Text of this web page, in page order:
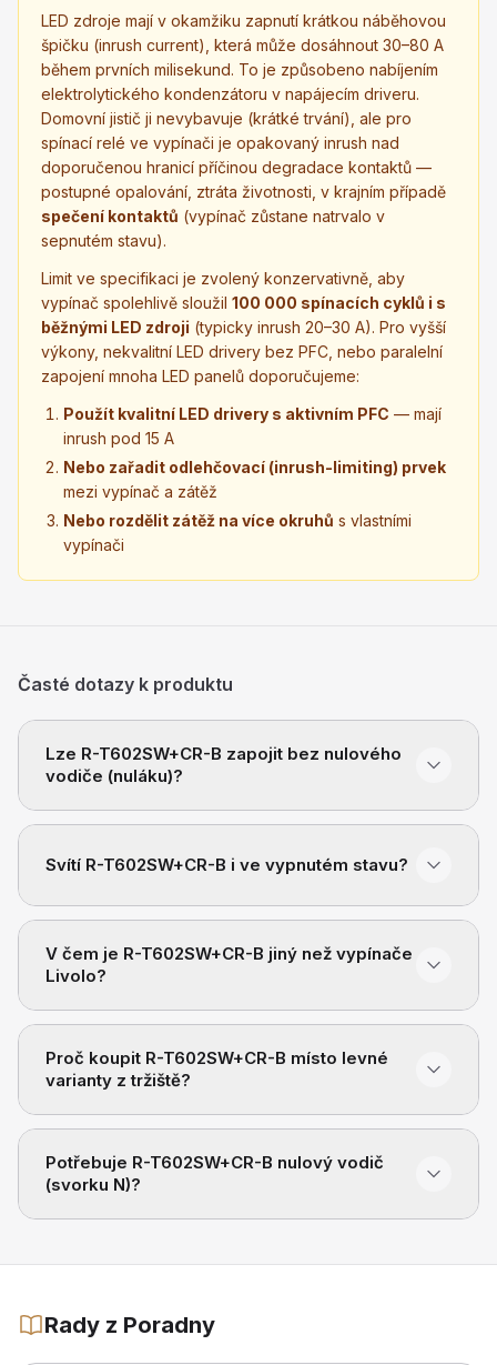
LED zdroje mají v okamžiku zapnutí krátkou náběhovou
špičku (inrush current), která může dosáhnout 30–80 A
během prvních milisekund. To je způsobeno nabíjením
elektrolytického kondenzátoru v napájecím driveru.
Domovní jistič ji nevybavuje (krátké trvání), ale pro
spínací relé ve vypínači je opakovaný inrush nad
doporučenou hranicí příčinou degradace kontaktů —
postupné opalování, ztráta životnosti, v krajním případě
spečení kontaktů (vypínač zůstane natrvalo v
sepnutém stavu).
Limit ve specifikaci je zvolený konzervativně, aby
vypínač spolehlivě sloužil 100 000 spínacích cyklů i s
běžnými LED zdroji (typicky inrush 20–30 A). Pro vyšší
výkony, nekvalitní LED drivery bez PFC, nebo paralelní
zapojení mnoha LED panelů doporučujeme:
Použít kvalitní LED drivery s aktivním PFC — mají
inrush pod 15 A
Nebo zařadit odlehčovací (inrush-limiting) prvek
mezi vypínač a zátěž
Nebo rozdělit zátěž na více okruhů s vlastními
vypínači
Časté dotazy k produktu
Lze R-T602SW+CR-B zapojit bez nulového
vodiče (nuláku)?
Svítí R-T602SW+CR-B i ve vypnutém stavu?
V čem je R-T602SW+CR-B jiný než vypínače
Livolo?
Proč koupit R-T602SW+CR-B místo levné
varianty z tržiště?
Potřebuje R-T602SW+CR-B nulový vodič
(svorku N)?
Rady z Poradny